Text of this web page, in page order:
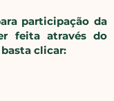
participação da
feita através do
clicar: